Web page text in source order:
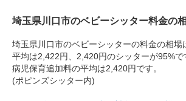
埼玉県川口市のベビーシッター料金の
埼玉県川口市のベビーシッターの料金の相場
平均は2,422円、2,420円のシッターが95%で
病児保育追加料の平均は2,420円です。
(ポピンズシッター内)